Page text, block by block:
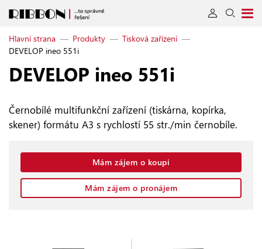
Hlavní strana — Produkty — Tisková zařízení —
DEVELOP ineo 551i
DEVELOP ineo 551i
Černobílé multifunkční zařízení (tiskárna, kopírka,
skener) formátu A3 s rychlostí 55 str./min černobíle.
Mám zájem o koupi
Mám zájem o pronájem